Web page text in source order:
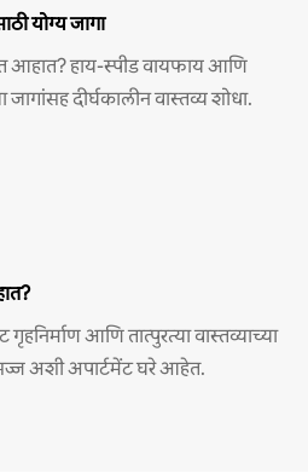
योग्य जागा
आहात? हाय-स्पीड वायफाय आणि
दीर्घकालीन वास्तव्य शोधा.
आणि तात्पुरत्या वास्तव्याच्या
अशी अपार्टमेंट घरे आहेत.